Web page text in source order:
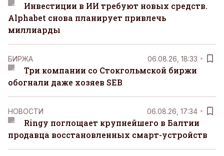
Инвестиции в ИИ требуют новых средств.
Alphabet снова планирует привлечь
миллиарды
БИРЖА 06.08.26, 18:33
Три компании со Стокгольмской биржи
обогнали даже хозяев SEB
НОВОСТИ 06.08.26, 17:34
Ringy поглощает крупнейшего в Балтии
продавца восстановленных смарт-устройств